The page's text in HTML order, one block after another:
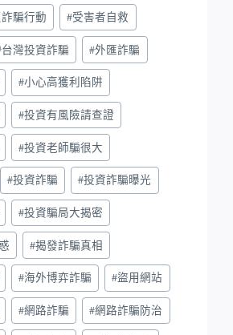
詐騙行動 #受害者自救
台灣投資詐騙 #外匯詐騙
#小心高獲利陷阱
#投資有風險請查證
#投資老師騙很大
#投資詐騙 #投資詐騙曝光
#投資騙局大揭密
#揭發詐騙真相
#海外博弈詐騙 #盜用網站
#網路詐騙 #網路詐騙防治